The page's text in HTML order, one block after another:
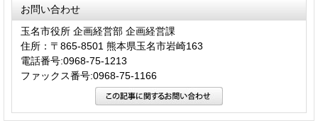
お問い合わせ
玉名市役所 企画経営部 企画経営課
住所：〒865-8501 熊本県玉名市岩崎163
電話番号:0968-75-1213
ファックス番号:0968-75-1166